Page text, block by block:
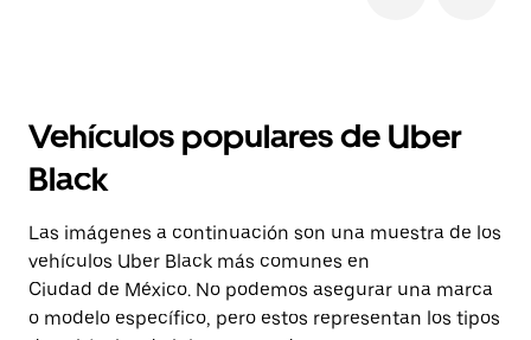
Vehículos populares de Uber
Black
Las imágenes a continuación son una muestra de los
vehículos Uber Black más comunes en
Ciudad de México. No podemos asegurar una marca
o modelo específico, pero estos representan los tipos